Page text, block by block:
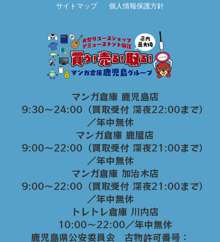
サイトマップ 個人情報保護方針
マンガ倉庫 鹿児島店
9:30～24:00（買取受付 深夜22:00まで）
／年中無休
マンガ倉庫 鹿屋店
9:00～22:00（買取受付 深夜21:00まで）
／年中無休
マンガ倉庫 加治木店
9:00〜22:00（買取受付 深夜21:00まで）
／年中無休
トレトレ倉庫 川内店
10:00〜22:00／年中無休
鹿児島県公安委員会 古物許可番号：